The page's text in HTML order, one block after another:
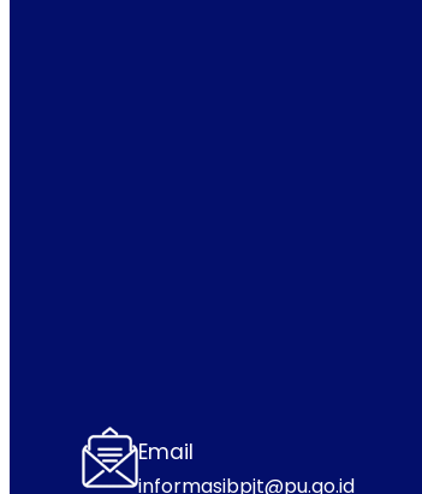
Email
informasibpjt@pu.go.id